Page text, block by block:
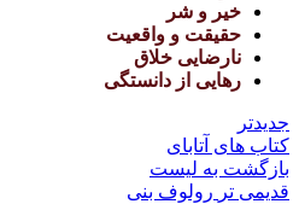
خیر و شر
حقیقت و واقعیت
نارضایی خلاق
رهایی از دانستگی
جدیدتر
کتاب های آتابای
بازگشت به لیست
قدیمی تر رولوف بنی